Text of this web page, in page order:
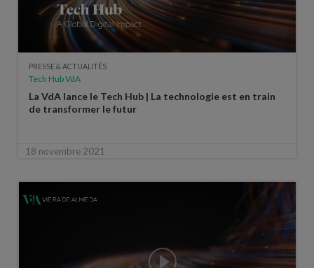
PRESSE & ACTUALITÉS
Tech Hub VdA
La VdA lance le Tech Hub | La technologie est en train
de transformer le futur
18 novembre 2021